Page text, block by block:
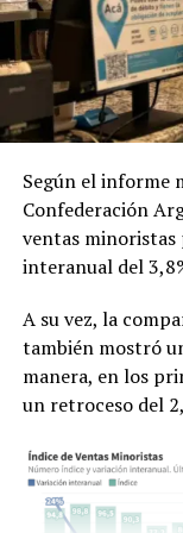
La investigación
Chrestia y la
Investigaciones
dependiente de la
el CONICET, y
Inglaterra.Fue
National Academy
científicas de
la Academia
en la frontera de
Según el informe
Confederación
ventas minoristas
interanual del
A su vez, la
también mostró
manera, en los
un retroceso del